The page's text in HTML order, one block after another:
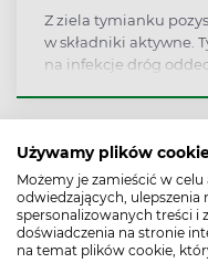
Używamy plików
Możemy je zamieścić w
odwiedzających, ulepszenia
spersonalizowanych treści i
doświadczenia na stronie
na temat plików cookie,
Z ziela tymianku
w składniki aktywne.
na infekcje dróg